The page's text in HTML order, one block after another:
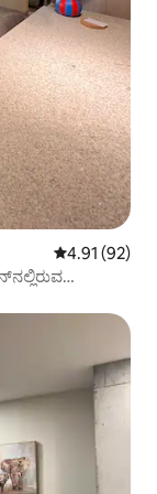
5 ರಲ್ಲಿ 4.91
4.91 (92)